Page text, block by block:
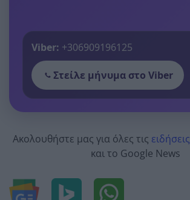
Viber: +306909196125
Στείλε μήνυμα στο Viber
Ακολουθήστε μας για όλες τις ειδήσεις
και το Google News